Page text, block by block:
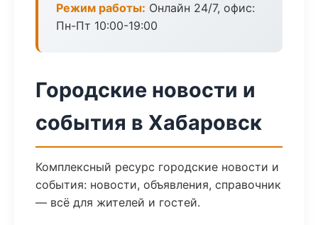
Режим работы: Онлайн 24/7, офис:
Пн-Пт 10:00-19:00
Городские новости и
события в Хабаровск
Комплексный ресурс городские новости и
события: новости, объявления, справочник
— всё для жителей и гостей.